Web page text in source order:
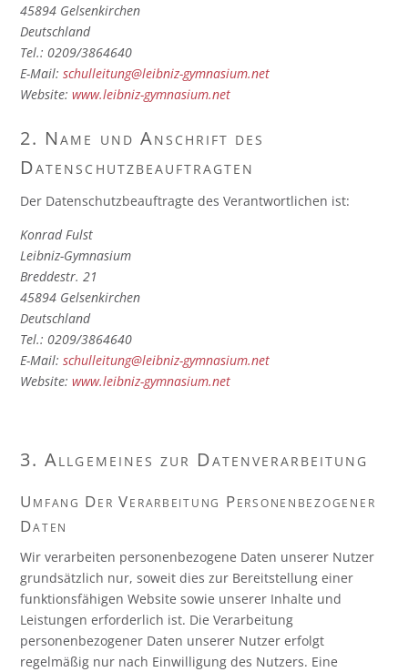
45894 Gelsenkirchen
Deutschland
Tel.: 0209/3864640
E-Mail:schulleitung@leibniz-gymnasium.net
Website:www.leibniz-gymnasium.net
2. Name und Anschrift des
Datenschutzbeauftragten
Der Datenschutzbeauftragte des Verantwortlichen ist:
Konrad Fulst
Leibniz-Gymnasium
Breddestr. 21
45894 Gelsenkirchen
Deutschland
Tel.: 0209/3864640
E-Mail:schulleitung@leibniz-gymnasium.net
Website:www.leibniz-gymnasium.net
3. Allgemeines zur Datenverarbeitung
Umfang Der Verarbeitung Personenbezogener
Daten
Wir verarbeiten personenbezogene Daten unserer Nutzer
grundsätzlich nur, soweit dies zur Bereitstellung einer
funktionsfähigen Website sowie unserer Inhalte und
Leistungen erforderlich ist. Die Verarbeitung
personenbezogener Daten unserer Nutzer erfolgt
regelmäßig nur nach Einwilligung des Nutzers. Eine